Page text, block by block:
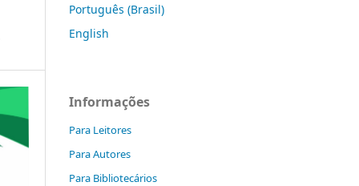
Português (Brasil)
English
Informações
Para Leitores
Para Autores
Para Bibliotecários